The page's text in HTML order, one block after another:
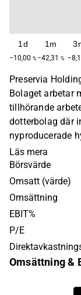
1d
−10,00 %
1m
−42,31 %
Preservia
Bolaget arbetar
tillhörande
dotterbolag där
nyproducerade
intäkterna.
skandinaviska
tillväxtorter.
Läs mera
Börsvärde
Omsatt (värde)
Omsättning
EBIT%
P/E
Omsättning &